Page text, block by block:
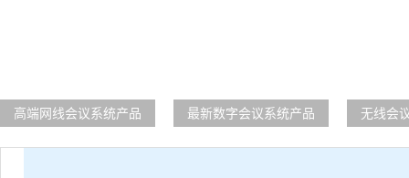
高端网线会议系统产品 最新数字会议系统产品 无线会